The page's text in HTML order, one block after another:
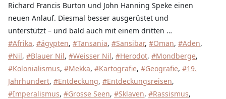
Richard Francis Burton und John Hanning Speke einen
neuen Anlauf. Diesmal besser ausgerüstet und
unterstützt – und bald auch mit einem dritten …
#Afrika, #ägypten, #Tansania, #Sansibar, #Oman, #Aden,
#Nil, #Blauer Nil, #Weisser Nil, #Herodot, #Mondberge,
#Kolonialismus, #Mekka, #Kartografie, #Geografie, #19.
Jahrhundert, #Entdeckung, #Entdeckungsreisen,
#Imperalismus, #Grosse Seen, #Sklaven, #Rassismus,